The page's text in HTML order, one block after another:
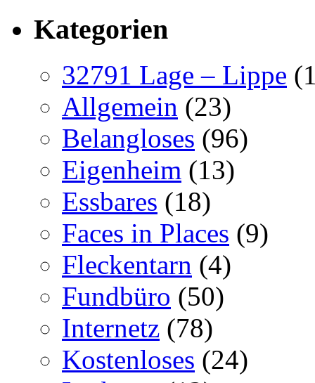
Kategorien
32791 Lage – Lippe
Allgemein (23)
Belangloses (96)
Eigenheim (13)
Essbares (18)
Faces in Places (9)
Fleckentarn (4)
Fundbüro (50)
Internetz (78)
Kostenloses (24)